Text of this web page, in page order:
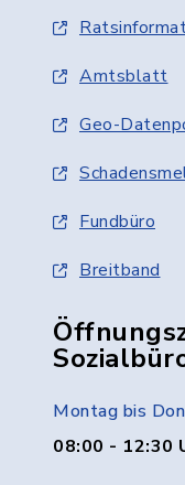
Amtsblatt
Geo-
Fundbüro
Breitband
Montag bis
08:00 - 12:30